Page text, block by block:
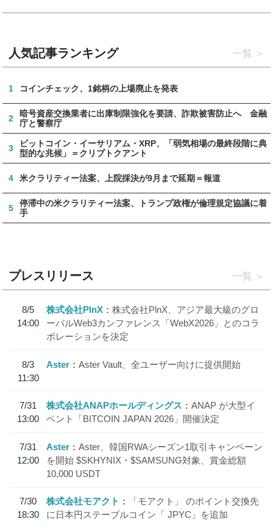
人気記事ランキング 一覧
1 コインチェック、1銘柄の上場廃止を発表
2
暗号資産交換業者に出庫制限強化を要請、詐欺被害防止へ 金融
庁と警察庁
3
ビットコイン・イーサリアム・XRP、「弱気相場の最終段階に典
型的な兆候」＝クリプトクアント
4 米クラリティー法案、上院採決が9月まで延期＝報道
5
停滞中の米クラリティー法案、トランプ政権が倫理規定協議に着
手
プレスリリース 一覧
8/5
14:00
株式会社PlnX
株式会社PlnX、アジア最大級のグロ
ーバルWeb3カンファレンス「WebX2026」とのコラ
ボレーションを決定
8/3
11:30
Aster Aster Vault、全ユーザー向けに提供開始
7/31
13:00
株式会社ANAPホールディングス
ANAP が大型イ
ベント「BITCOIN JAPAN 2026」開催決定
7/31
12:00
Aster
Aster、韓国RWAシーズン1取引キャンペーン
を開始 $SKHYNIX・$SAMSUNG対象、賞金総額
10,000 USDT
7/30
18:30
株式会社モアクト
「モアクト」 のポイント交換先
に日本円ステーブルコイン「 JPYC」を追加